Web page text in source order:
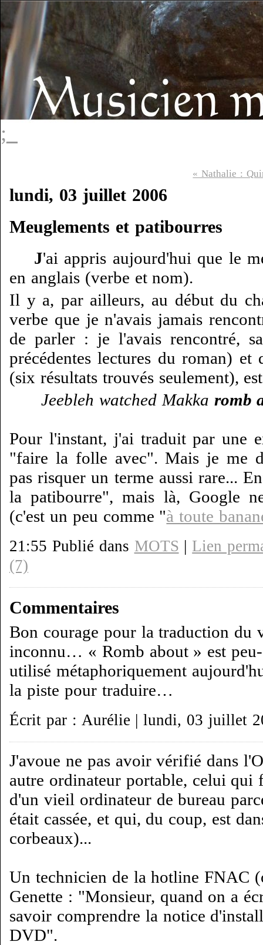
;_
« Nathalie :
lundi, 03 juillet 2006
Meuglements et patibourres
J'ai appris aujourd'hui que le
en anglais (verbe et nom).
Il y a, par ailleurs, au début du
verbe que je n'avais jamais
de parler : je l'avais rencontré,
précédentes lectures du roman)
(six résultats trouvés seulement),
Jeebleh watched Makka romb
Pour l'instant, j'ai traduit par une
"faire la folle avec". Mais je me
pas risquer un terme aussi rare...
la patibourre", mais là, Google
(c'est un peu comme "à toute
21:55 Publié dans MOTS | Lien
(7)
Commentaires
Bon courage pour la traduction du
inconnu… « Romb about » est
utilisé métaphoriquement
la piste pour traduire…
Écrit par : Aurélie | lundi, 03 juillet
J'avoue ne pas avoir vérifié dans
autre ordinateur portable, celui qui
d'un vieil ordinateur de bureau
était cassée, et qui, du coup, est
corbeaux)...
Un technicien de la hotline FNAC
Genette : "Monsieur, quand on a
savoir comprendre la notice
DVD".